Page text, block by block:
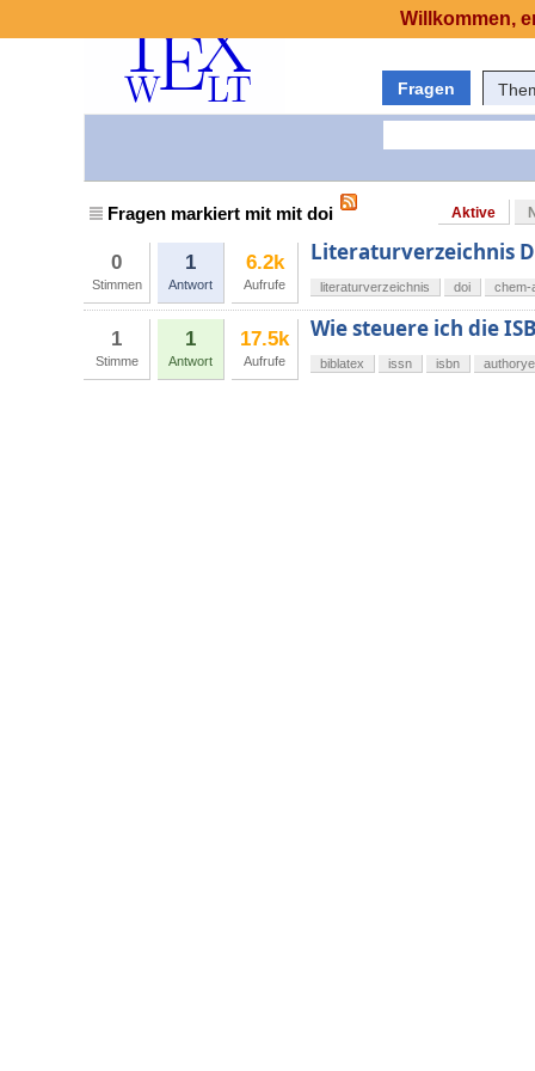
Fragen
Fragen markiert mit mit doi Aktive
0
Stimmen
1
Antwort
6.2k
Aufrufe
Literaturverzeichnis
literaturverzeichnis doi chem-
1
Stimme
1
Antwort
17.5k
Aufrufe
Wie steuere ich die
biblatex issn isbn
Willkommen,